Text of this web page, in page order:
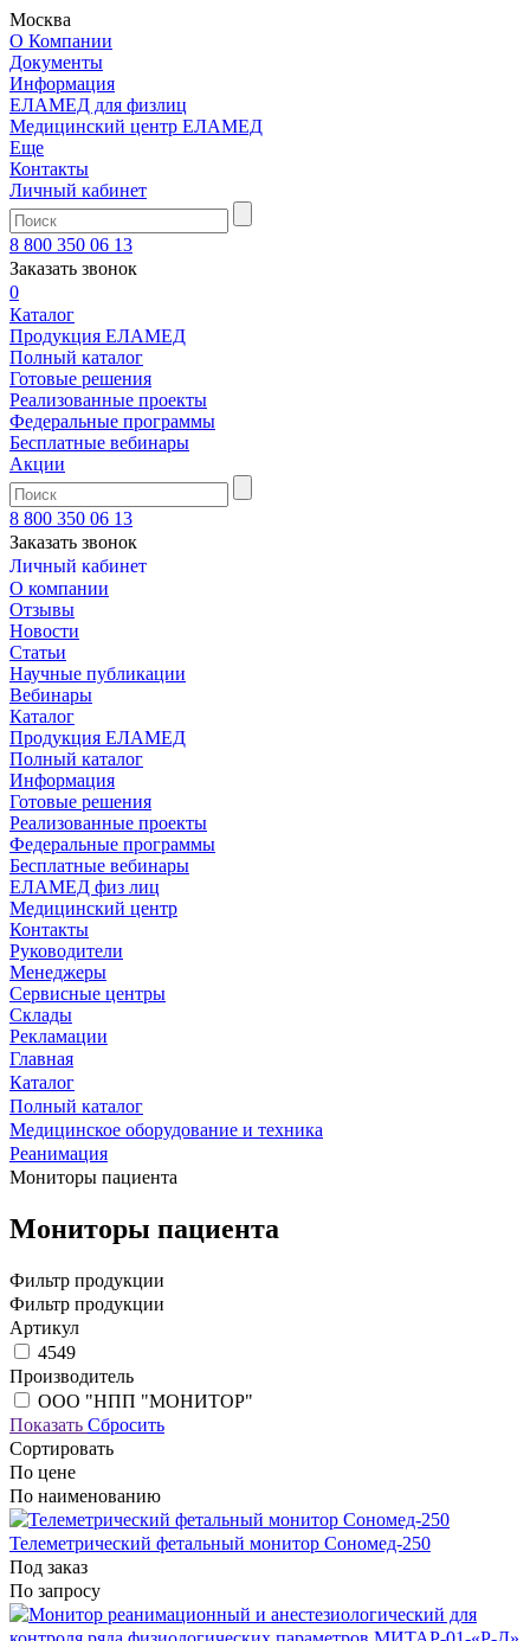
Москва
О Компании
Документы
Информация
ЕЛАМЕД для физлиц
Медицинский центр ЕЛАМЕД
Еще
Контакты
Личный кабинет
8 800 350 06 13
Заказать звонок
0
Каталог
Продукция ЕЛАМЕД
Полный каталог
Готовые решения
Реализованные проекты
Федеральные программы
Бесплатные вебинары
Акции
8 800 350 06 13
Заказать звонок
Личный кабинет
О компании
Отзывы
Новости
Статьи
Научные публикации
Вебинары
Каталог
Продукция ЕЛАМЕД
Полный каталог
Информация
Готовые решения
Реализованные проекты
Федеральные программы
Бесплатные вебинары
ЕЛАМЕД физ лиц
Медицинский центр
Контакты
Руководители
Менеджеры
Сервисные центры
Склады
Рекламации
Главная
Каталог
Полный каталог
Медицинское оборудование и техника
Реанимация
Мониторы пациента
Мониторы пациента
Фильтр продукции
Фильтр продукции
Артикул
4549
Производитель
ООО "НПП "МОНИТОР"
Показать Сбросить
Сортировать
По цене
По наименованию
Телеметрический фетальный монитор Сономед-250
Под заказ
По запросу